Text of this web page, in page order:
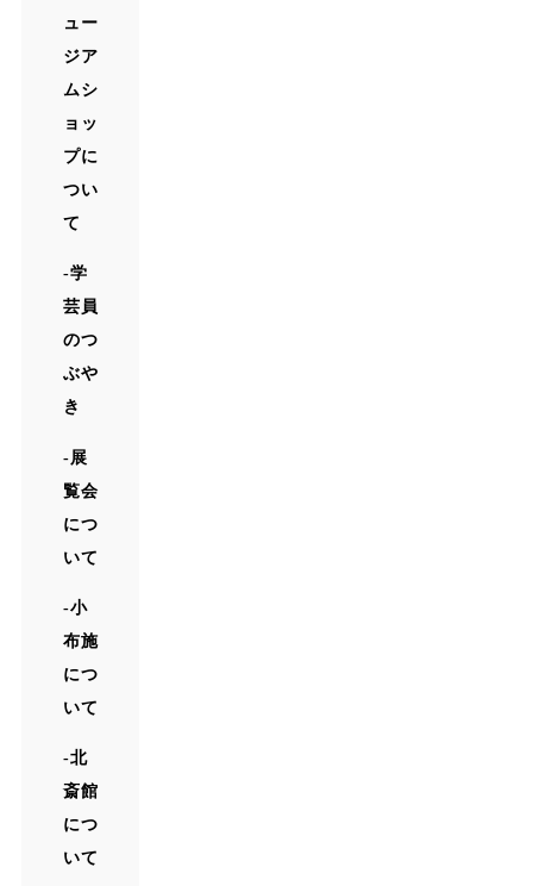
ュー
ジア
ムシ
ョッ
プに
つい
て
学
芸員
のつ
ぶや
き
展
覧会
につ
いて
小
布施
につ
いて
北
斎館
につ
いて